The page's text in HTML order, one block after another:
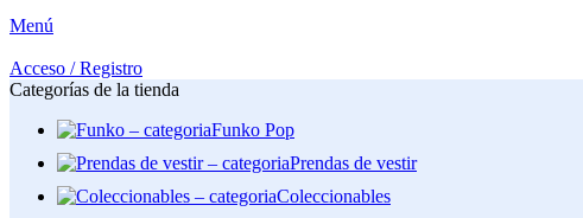
Menú
Acceso / Registro
Categorías de la tienda
Funko Pop
Prendas de vestir
Coleccionables